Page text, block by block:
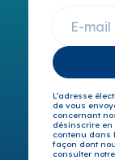
L’adresse
de vous
concernant
désinscrire
contenu dans
façon dont
consulter